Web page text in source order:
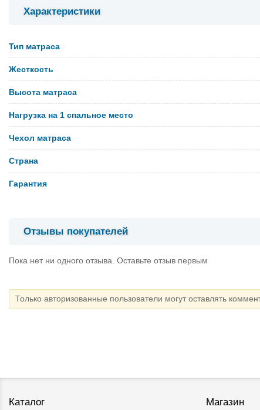
Характеристики
Тип матраса
Жесткость
Высота матраса
Нагрузка на 1 спальное место
Чехол матраса
Страна
Гарантия
Отзывы покупателей
Пока нет ни одного отзыва. Оставьте отзыв первым
Только авторизованные пользователи могут оставлять
Каталог Магазин